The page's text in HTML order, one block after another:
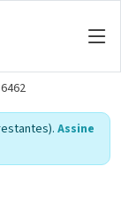
Assine